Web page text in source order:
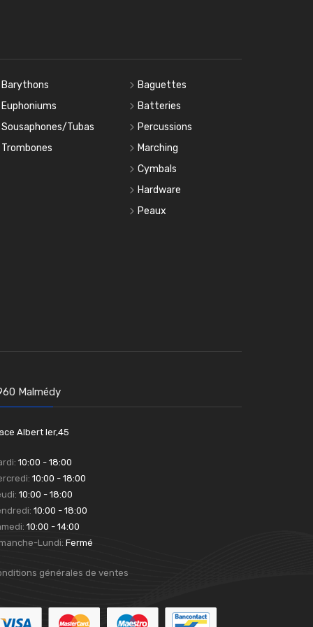
Barythons
Euphoniums
Sousaphones/Tubas
Trombones
Baguettes
Batteries
Percussions
Marching
Cymbals
Hardware
Peaux
Malmédy
Albert Ier,45
10:00 - 18:00
10:00 - 18:00
10:00 - 18:00
10:00 - 18:00
10:00 - 14:00
Lundi: Fermé
générales de ventes